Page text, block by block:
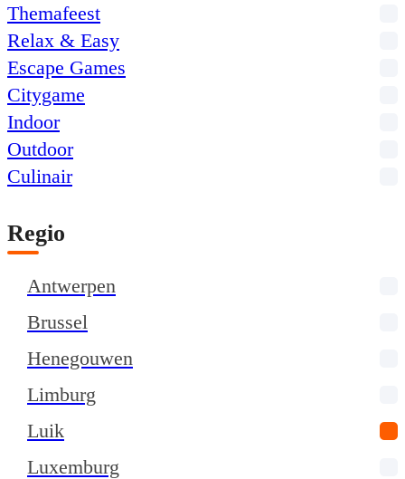
Themafeest
Relax & Easy
Escape Games
Citygame
Indoor
Outdoor
Culinair
Regio
Antwerpen
Brussel
Henegouwen
Limburg
Luik
Luxemburg